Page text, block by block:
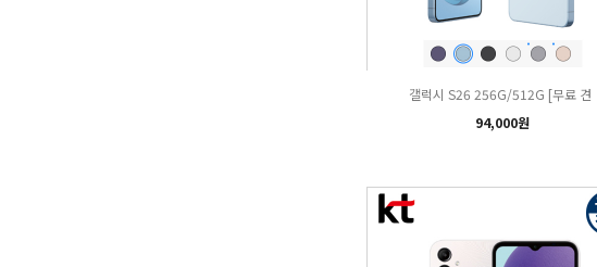
갤럭시 S26 256G/512G [무료 견
94,000원